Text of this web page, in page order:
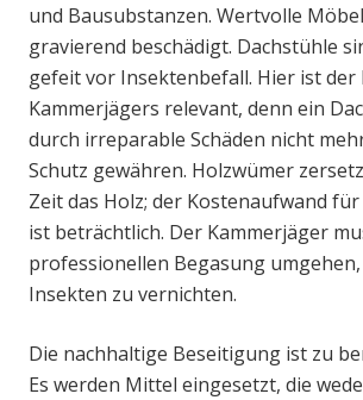
und Bausubstanzen. Wertvolle
gravierend beschädigt. Dachstühle
gefeit vor Insektenbefall. Hier ist der
Kammerjägers relevant, denn ein
durch irreparable Schäden nicht
Schutz gewähren. Holzwümer
Zeit das Holz; der Kostenaufwand
ist beträchtlich. Der Kammerjäger
professionellen Begasung
Insekten zu vernichten.
Die nachhaltige Beseitigung ist zu
Es werden Mittel eingesetzt, die